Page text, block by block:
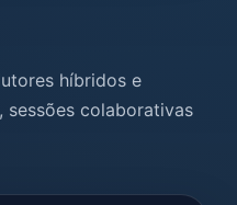
híbridos e
sessões colaborativas